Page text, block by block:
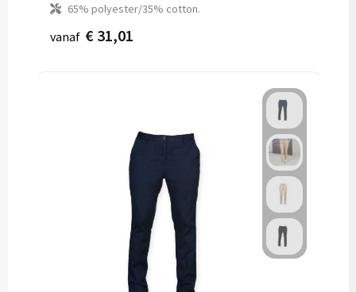
65% polyester/35% cotton.
vanaf € 31,01